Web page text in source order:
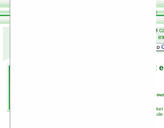
25
и
на email
Программы на Ладошках:
Вячеслав Черников
лучшие программы Windows